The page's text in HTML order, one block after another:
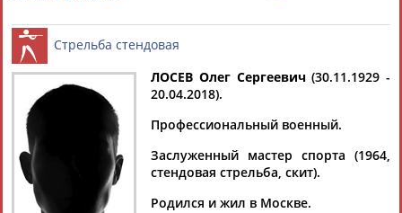
Найдено: 13181персон Расширенный поиск
Аслаудин
АБАЕВ
Елена
АБАИМОВА
Мария
АБАКУМОВА
АБАЛАКИНА
Стрельба стендовая
ЛОСЕВ Олег Сергеевич(30.11.1929 -
20.04.2018).
Профессиональный военный.
Заслуженный мастер спорта (1964,
стендовая стрельба, скит).
Родился и жил в Москве.